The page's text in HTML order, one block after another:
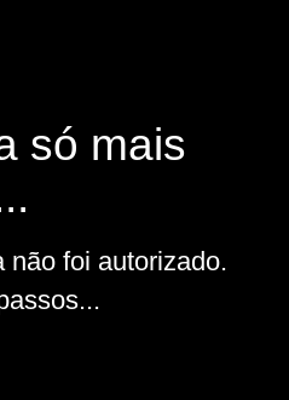
só mais
não foi autorizado.